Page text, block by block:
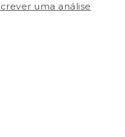
uma análise